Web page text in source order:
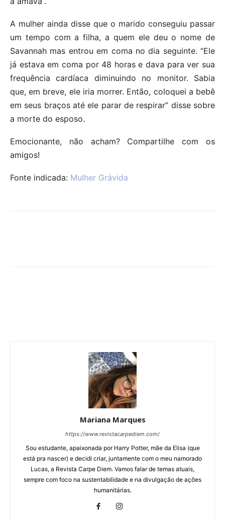
A mulher ainda disse que o marido conseguiu passar
um tempo com a filha, a quem ele deu o nome de
Savannah mas entrou em coma no dia seguinte. “Ele
já estava em coma por 48 horas e dava para ver sua
frequência cardíaca diminuindo no monitor. Sabia
que, em breve, ele iria morrer. Então, coloquei a bebê
em seus braços até ele parar de respirar” disse sobre
a morte do esposo.
Emocionante, não acham? Compartilhe com os
amigos!
Fonte indicada: Mulher Grávida
Mariana Marques
https://www.revistacarpediem.com/
Sou estudante, apaixonada por Harry Potter, mãe da Elisa (que
está pra nascer) e decidi criar, juntamente com o meu namorado
Lucas, a Revista Carpe Diem. Vamos falar de temas atuais,
sempre com foco na sustentabilidade e na divulgação de ações
humanitárias.